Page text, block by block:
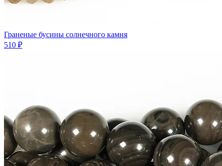
Граненые бусины солнечного камня
510 ₽